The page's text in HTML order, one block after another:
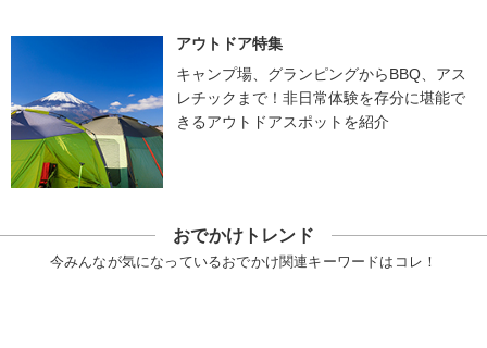
アウトドア特集
キャンプ場、グランピングからBBQ、アス
レチックまで！非日常体験を存分に堪能で
きるアウトドアスポットを紹介
おでかけトレンド
今みんなが気になっているおでかけ関連キーワードはコレ！